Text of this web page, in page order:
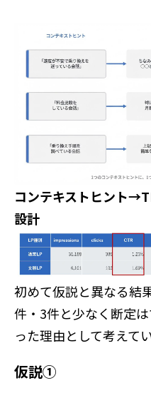
コンテキストヒント
設計
初めて仮説と異なる結
件・3件と少なく断定
った理由として考えて
仮説①